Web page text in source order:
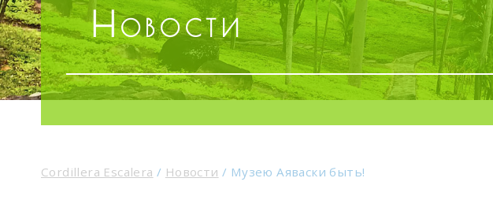
Новости
Cordillera Escalera / Новости / Музею Аяваски быть!